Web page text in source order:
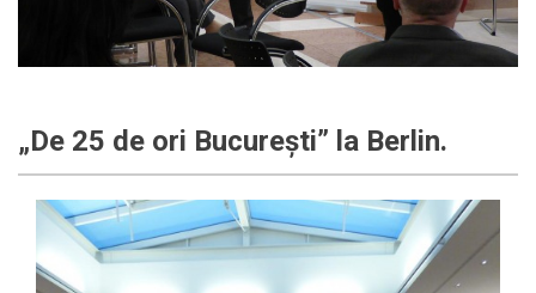
„De 25 de ori București” la Berlin.